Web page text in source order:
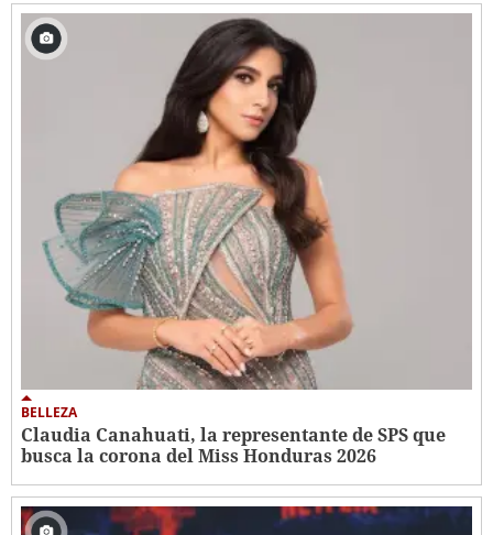
BELLEZA
Claudia Canahuati, la representante de SPS que
busca la corona del Miss Honduras 2026